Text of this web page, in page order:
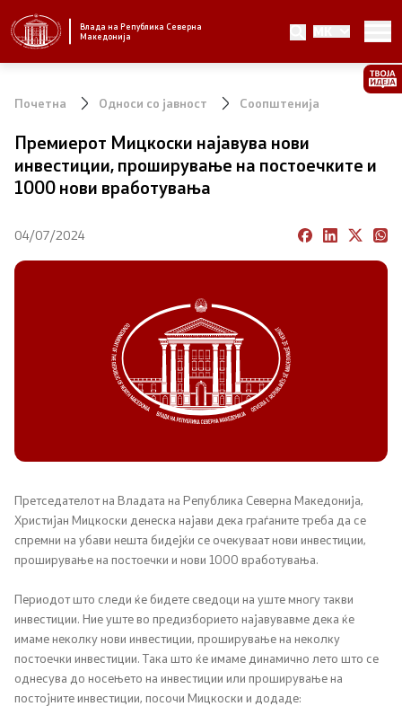
Влада на Република Северна
Македонија
MK
Стратешки приоритети и програма
Завршени планови
Национални стратегии
Претседател на Владата
Канцеларија на Претседателот на Владата
Состав на Владата
Министерства
Комисии
Органи во состав
Почетна Односи со јавност Соопштенија
Премиерот Мицкоски најавува нови
инвестиции, проширување на постоечките и
1000 нови вработувања
04/07/2024
Претседателот на Владата на Република Северна Македонија,
Христијан Мицкоски денеска најави дека граѓаните треба да се
спремни на убави нешта бидејќи се очекуваат нови инвестиции,
проширување на постоечки и нови 1000 вработувања.
Периодот што следи ќе бидете сведоци на уште многу такви
инвестиции. Ние уште во предизборието најавувавме дека ќе
имаме неколку нови инвестиции, проширување на неколку
постоечки инвестиции. Така што ќе имаме динамично лето што се
однесува до носењето на инвестиции или проширување на
постојните инвестиции, посочи Мицкоски и додаде: